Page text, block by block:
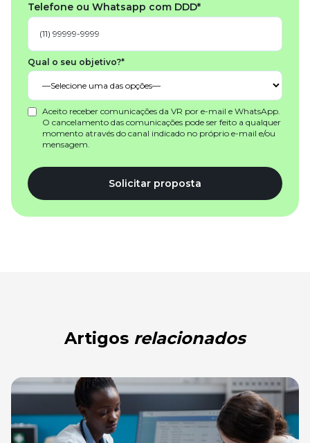
Telefone ou Whatsapp com DDD*
Qual o seu objetivo?*
Aceito receber comunicações da VR por e-mail e WhatsApp.
O cancelamento das comunicações pode ser feito a qualquer
momento através do canal indicado no próprio e-mail e/ou
mensagem.
Solicitar proposta
Artigos relacionados